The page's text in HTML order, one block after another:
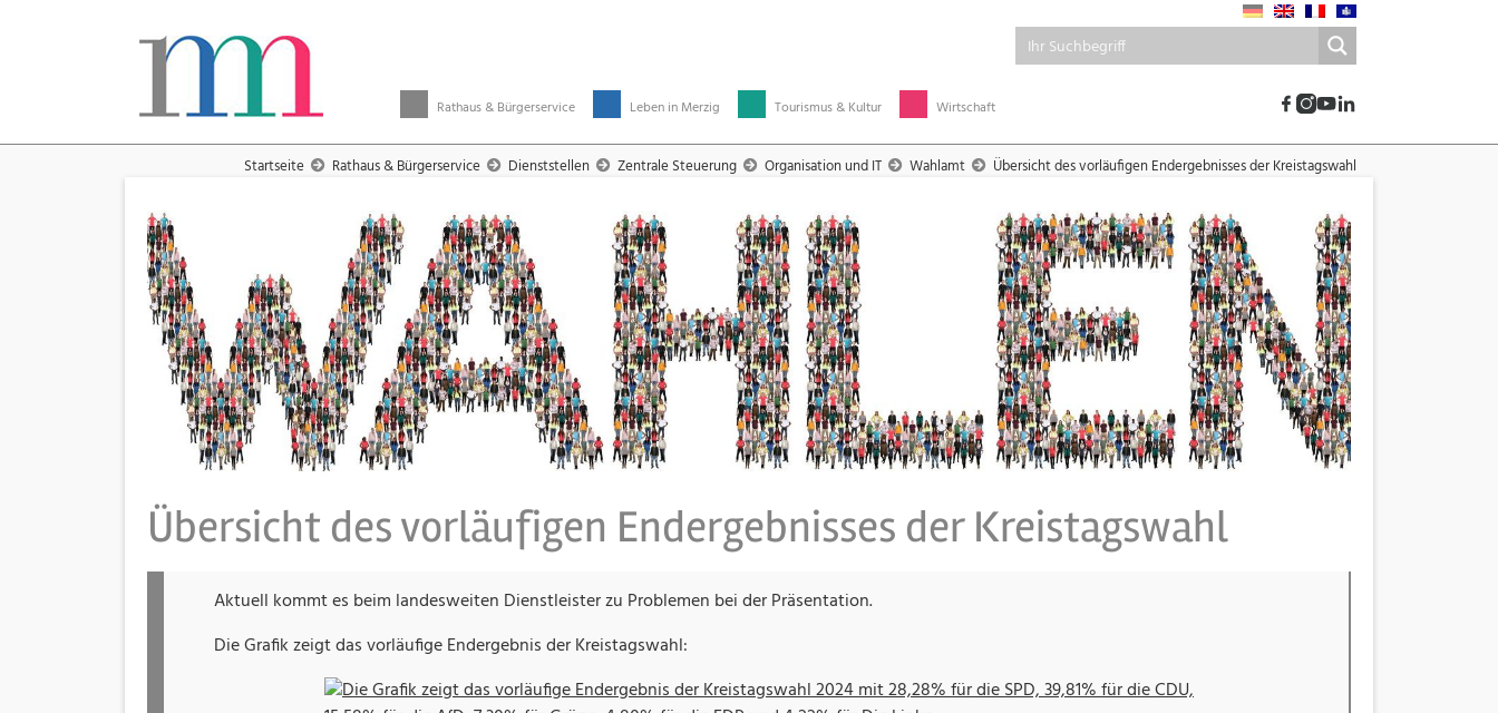
Rathaus & Bürgerservice Leben in Merzig Tourismus & Kultur Wirtschaft
Startseite Rathaus & Bürgerservice Dienststellen Zentrale Steuerung Organisation und IT Wahlamt Übersicht des vorläufigen Endergebnisses der Kreistagswahl
Übersicht des vorläufigen Endergebnisses der Kreistagswahl
Aktuell kommt es beim landesweiten Dienstleister zu Problemen bei der Präsentation.
Die Grafik zeigt das vorläufige Endergebnis der Kreistagswahl: